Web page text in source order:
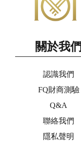
關於我們
認識我們
FQ財商測驗
Q&A
聯絡我們
隱私聲明